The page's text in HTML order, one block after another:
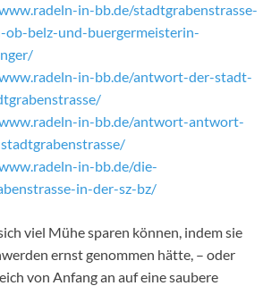
in-bb.de/stadtgrabenstrasse-
ob-belz-und-buergermeisterin-
in-bb.de/antwort-der-stadt-
in-bb.de/antwort-antwort-
in-bb.de/die-
in-der-sz-bz/
viel Mühe sparen können, indem sie
ernst genommen hätte, – oder
von Anfang an auf eine saubere